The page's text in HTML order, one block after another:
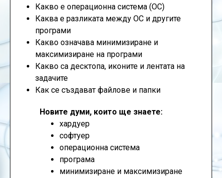
Какво е операционна система (ОС)
Каква е разликата между ОС и другите
програми
Какво означава минимизиране и
максимизиране на програми
Какво са десктопа, иконите и лентата на
задачите
Как се създават файлове и папки
Новите думи, които ще знаете:
хардуер
софтуер
операционна система
програма
минимизиране и максимизиране